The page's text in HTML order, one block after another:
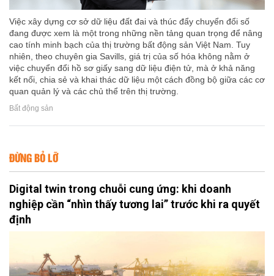
Việc xây dựng cơ sở dữ liệu đất đai và thúc đẩy chuyển đổi số
đang được xem là một trong những nền tảng quan trọng để nâng
cao tính minh bạch của thị trường bất động sản Việt Nam. Tuy
nhiên, theo chuyên gia Savills, giá trị của số hóa không nằm ở
việc chuyển đổi hồ sơ giấy sang dữ liệu điện tử, mà ở khả năng
kết nối, chia sẻ và khai thác dữ liệu một cách đồng bộ giữa các cơ
quan quản lý và các chủ thể trên thị trường.
Bất động sản
ĐỪNG BỎ LỠ
Digital twin trong chuỗi cung ứng: khi doanh
nghiệp cần “nhìn thấy tương lai” trước khi ra quyết
định